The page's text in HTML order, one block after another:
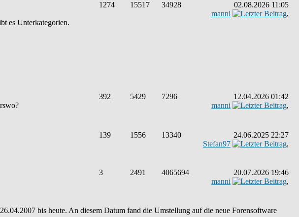
es Unterkategorien.
1274 15517 34928
02.08.2026 11:05
manni
,
392 5429 7296
12.04.2026 01:42
manni
,
139 1556 13340
24.06.2025 22:27
Stefan97
,
3 2491 4065694
20.07.2026 19:46
manni
,
bis heute. An diesem Datum fand die Umstellung auf die neue Forensoftware